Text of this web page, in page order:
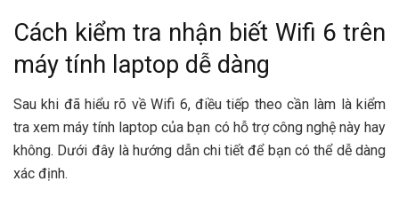
Cách kiểm tra nhận biết Wifi 6 trên
máy tính laptop dễ dàng
Sau khi đã hiểu rõ về Wifi 6, điều tiếp theo cần làm là kiểm
tra xem máy tính laptop của bạn có hỗ trợ công nghệ này hay
không. Dưới đây là hướng dẫn chi tiết để bạn có thể dễ dàng
xác định.